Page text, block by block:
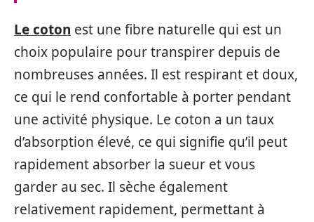
Le coton est une fibre naturelle qui est un
choix populaire pour transpirer depuis de
nombreuses années. Il est respirant et doux,
ce qui le rend confortable à porter pendant
une activité physique. Le coton a un taux
d’absorption élevé, ce qui signifie qu’il peut
rapidement absorber la sueur et vous
garder au sec. Il sèche également
relativement rapidement, permettant à